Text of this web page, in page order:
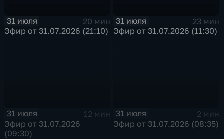
31 июля
20 мин
Эфир от 31.07.2026 (21:10)
31 июля
23 мин
Эфир от 31.07.2026 (11:30)
31 июля
12 мин
Эфир от 31.07.2026
(09:30)
31 июля
2 мин
Эфир от 31.07.2026 (08:35)